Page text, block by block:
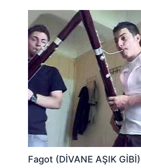
Fagot (DİVANE AŞIK